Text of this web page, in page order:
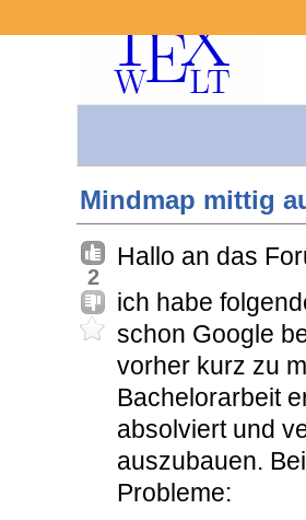
Mindmap mittig
2
Hallo an das
ich habe
schon Google
vorher kurz zu
Bachelorarbeit
absolviert und
auszubauen.
Probleme: